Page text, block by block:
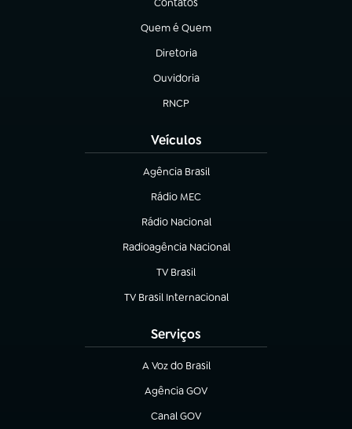
Contatos
(abre em nova aba)
Quem é Quem
(abre em nova aba)
Diretoria
(abre em nova aba)
Ouvidoria
(abre em nova aba)
RNCP
(abre em nova aba)
Veículos
Agência Brasil
(abre em nova aba)
Rádio MEC
(abre em nova aba)
Rádio Nacional
Radioagência Nacional
(abre em nova aba)
TV Brasil
(abre em nova aba)
TV Brasil Internacional
(abre em nova aba)
Serviços
A Voz do Brasil
(abre em nova aba)
Agência GOV
(abre em nova aba)
Canal GOV
(abre em nova aba)